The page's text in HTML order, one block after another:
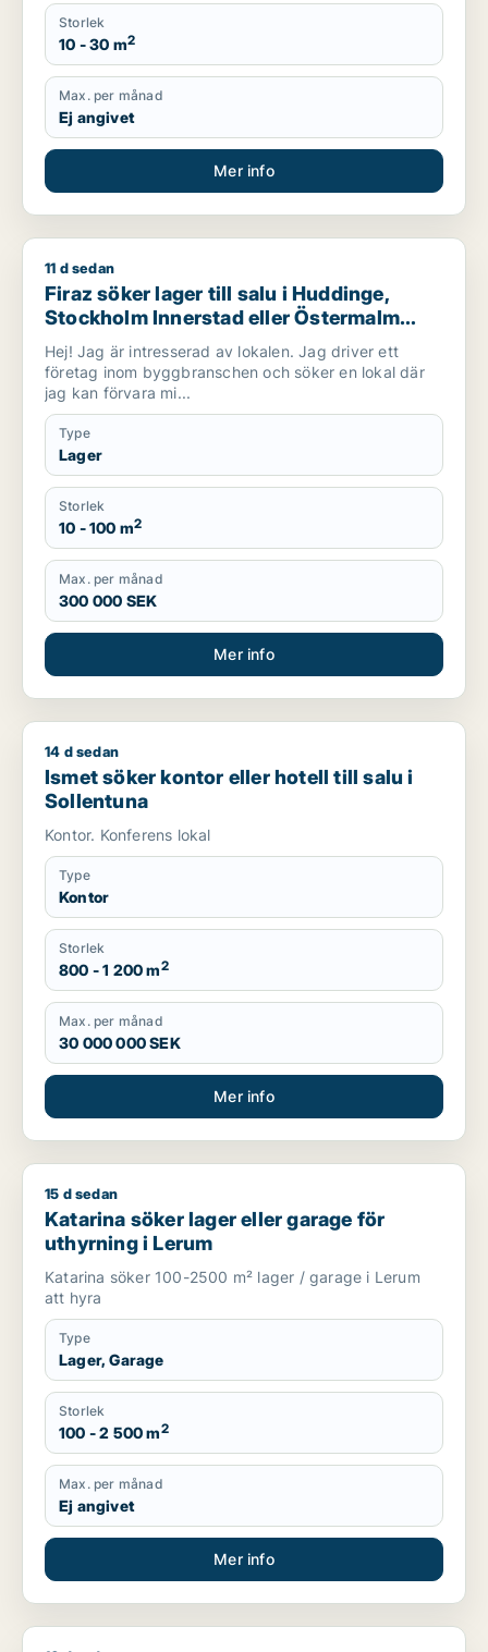
Storlek
10 - 30 m2
Max. per månad
Ej angivet
Mer info
Firaz söker lager till salu i Huddinge, Stockholm Innerstad
11 d sedan
Firaz söker lager till salu i Huddinge,
Stockholm Innerstad eller Östermalm
m.fl.
Hej! Jag är intresserad av lokalen. Jag driver ett
företag inom byggbranschen och söker en lokal där
jag kan förvara mi...
Type
Lager
Storlek
10 - 100 m2
Max. per månad
300 000 SEK
Mer info
Ismet söker kontor eller hotell till salu i Sollentuna
14 d sedan
Ismet söker kontor eller hotell till salu i
Sollentuna
Kontor. Konferens lokal
Type
Kontor
Storlek
800 - 1 200 m2
Max. per månad
30 000 000 SEK
Mer info
Katarina söker lager eller garage för uthyrning i Lerum
15 d sedan
Katarina söker lager eller garage för
uthyrning i Lerum
Katarina söker 100-2500 m² lager / garage i Lerum
att hyra
Type
Lager, Garage
Storlek
100 - 2 500 m2
Max. per månad
Ej angivet
Mer info